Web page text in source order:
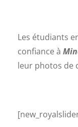
Les étudiants
confiance à
leur photos de